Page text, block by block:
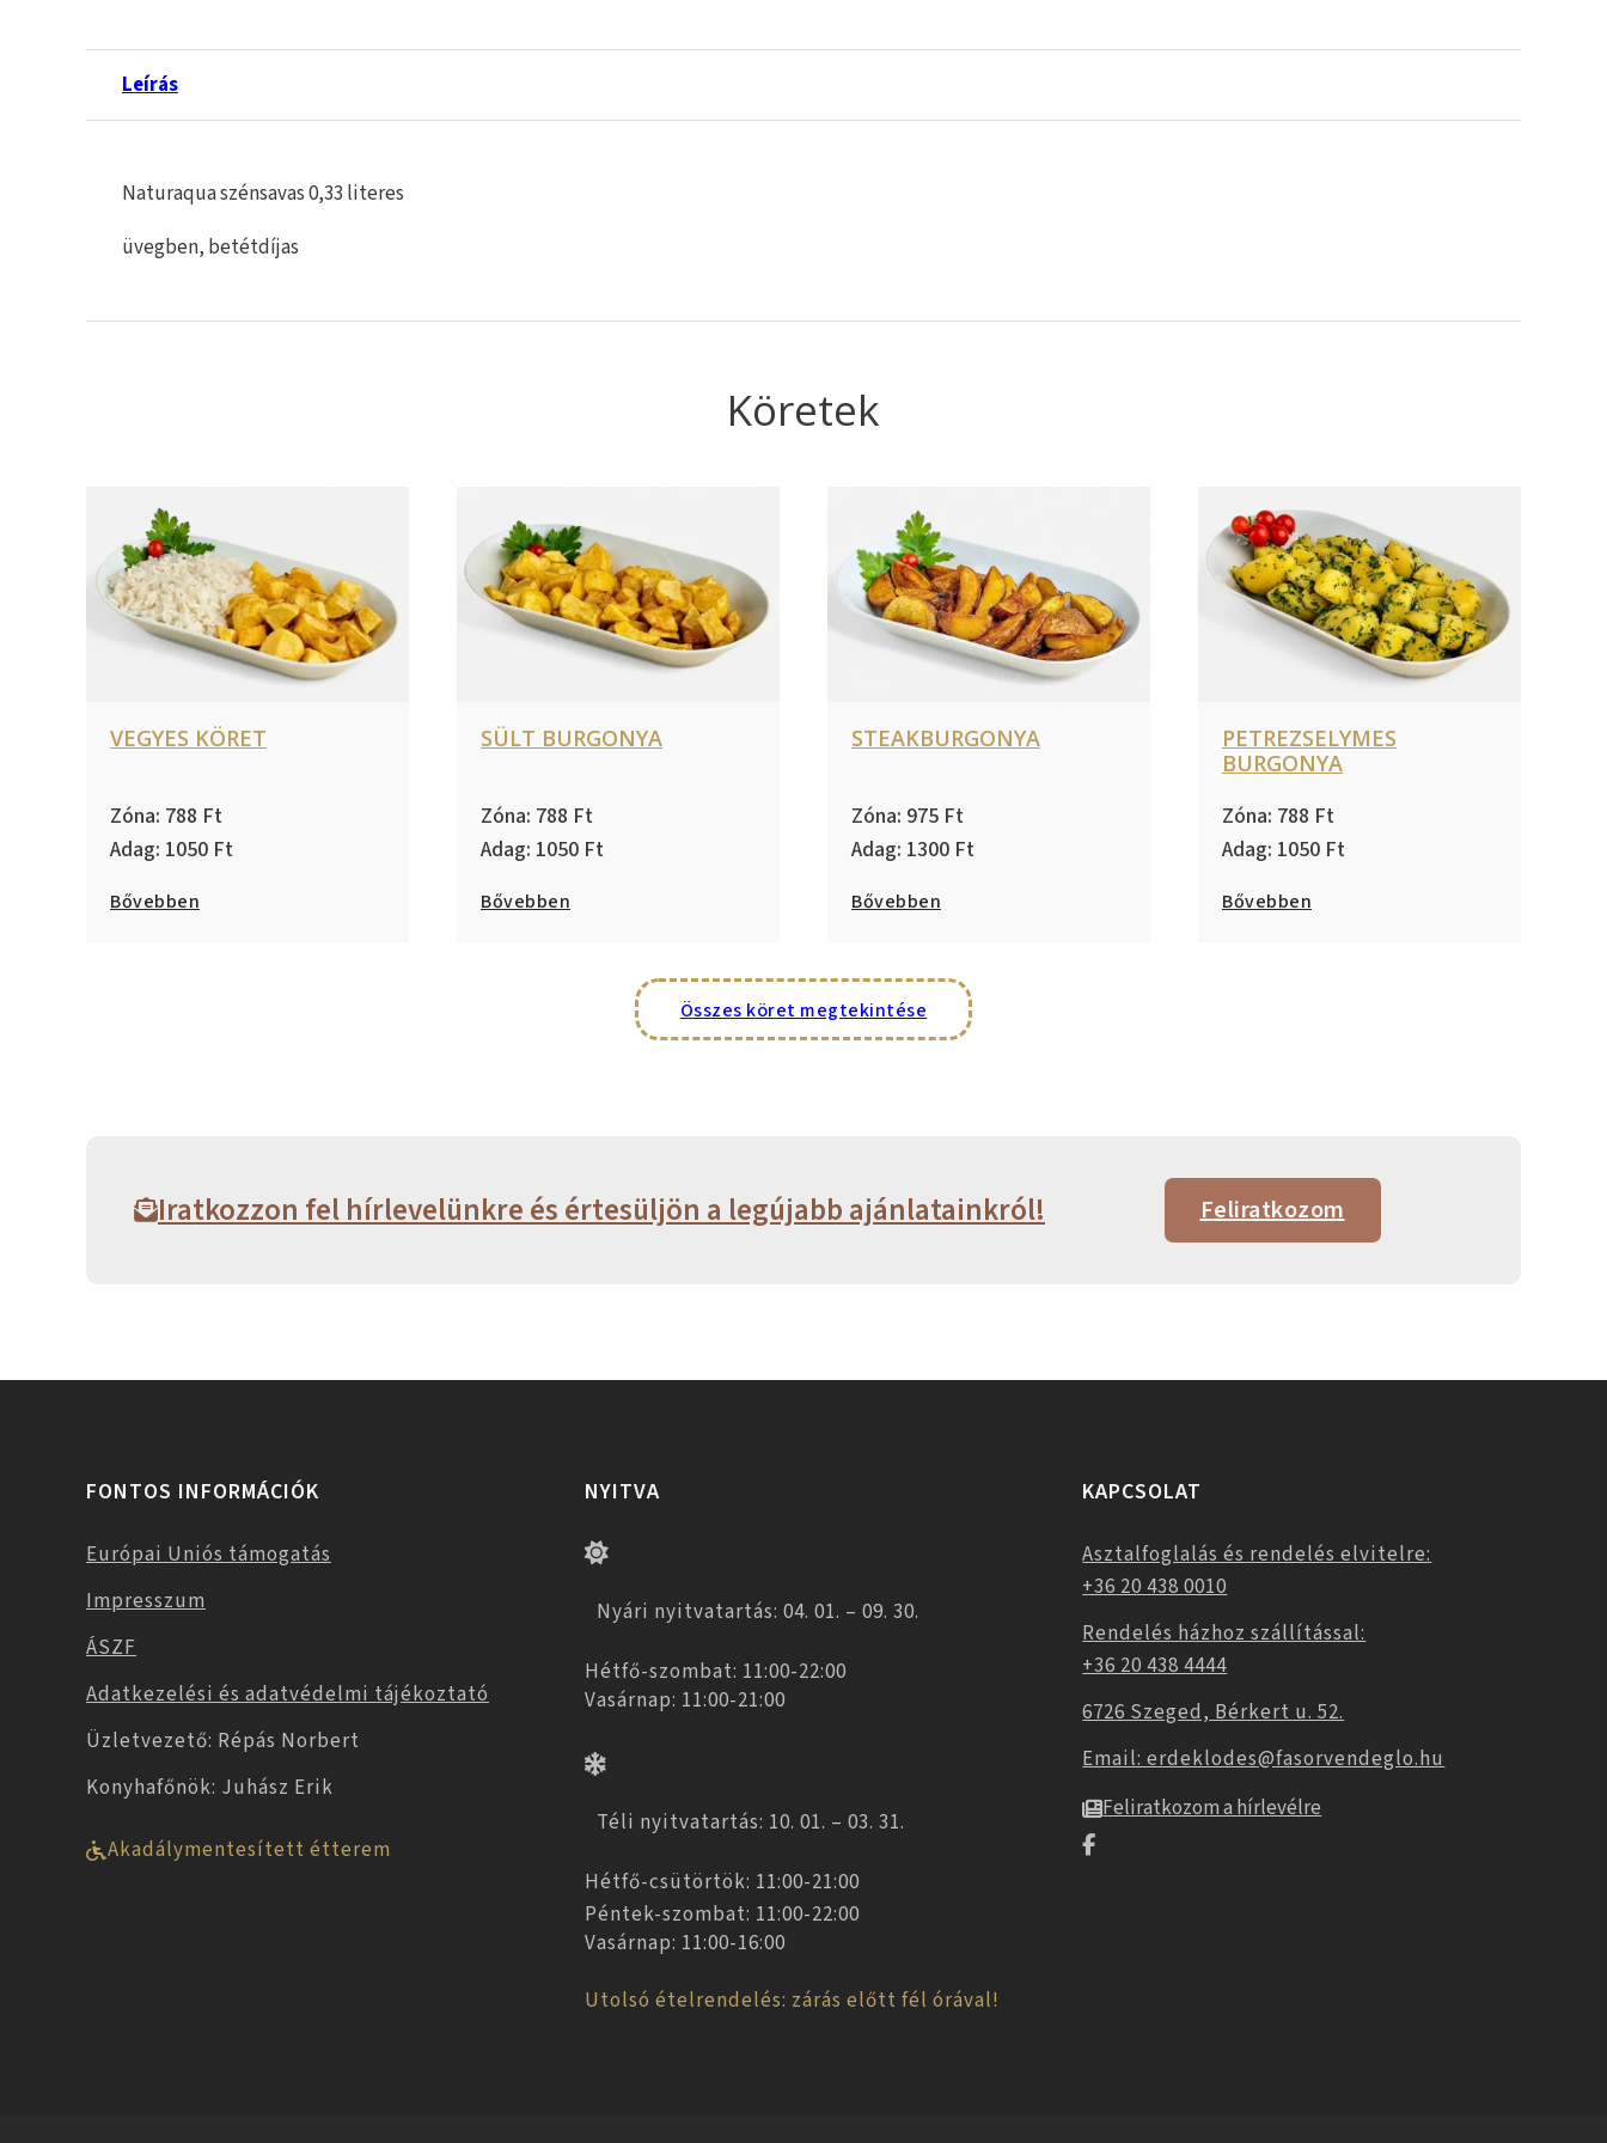
Leírás
Naturaqua szénsavas 0,33 literes
üvegben, betétdíjas
Köretek
VEGYES KÖRET
788
1050
Bővebben
SÜLT BURGONYA
788
1050
Bővebben
STEAKBURGONYA
975
1300
Bővebben
PETREZSELYMES
BURGONYA
788
1050
Bővebben
Összes köret megtekintése
Iratkozzon fel hírlevelünkre és értesüljön a legújabb ajánlatainkról! Feliratkozom
FONTOS INFORMÁCIÓK
Európai Uniós támogatás
Impresszum
ÁSZF
Adatkezelési és adatvédelmi tájékoztató
Üzletvezető: Répás Norbert
Konyhafőnök: Juhász Erik
Akadálymentesített étterem
NYITVA
Nyári nyitvatartás: 04. 01. – 09. 30.
Hétfő-szombat: 11:00-22:00
Vasárnap: 11:00-21:00
Téli nyitvatartás: 10. 01. – 03. 31.
Hétfő-csütörtök: 11:00-21:00
Péntek-szombat: 11:00-22:00
Vasárnap: 11:00-16:00
Utolsó ételrendelés: zárás előtt fél órával!
KAPCSOLAT
Asztalfoglalás és rendelés elvitelre:
+36 20 438 0010
Rendelés házhoz szállítással:
+36 20 438 4444
6726 Szeged, Bérkert u. 52.
Email: erdeklodes@fasorvendeglo.hu
Feliratkozom a hírlevélre